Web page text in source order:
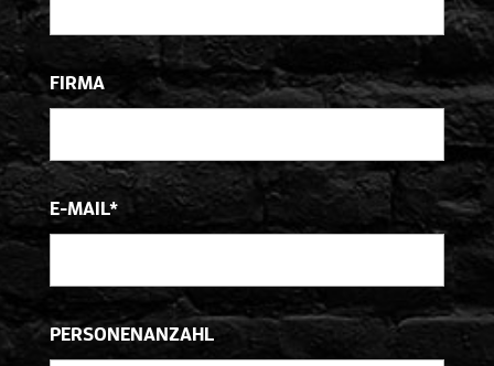
FIRMA
E-MAIL*
PERSONENANZAHL